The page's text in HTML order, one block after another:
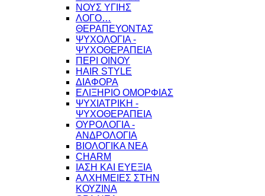
ΝΟΥΣ ΥΓΙΗΣ
ΛΟΓΟ…
ΘΕΡΑΠΕΥΟΝΤΑΣ
ΨΥΧΟΛΟΓΙΑ -
ΨΥΧΟΘΕΡΑΠΕΙΑ
ΠΕΡΙ ΟΙΝΟΥ
HAIR STYLE
ΔΙΑΦΟΡΑ
ΕΛΙΞΗΡΙΟ ΟΜΟΡΦΙΑΣ
ΨΥΧΙΑΤΡΙΚΗ -
ΨΥΧΟΘΕΡΑΠΕΙΑ
ΟΥΡΟΛΟΓΙΑ -
ΑΝΔΡΟΛΟΓΙΑ
ΒΙΟΛΟΓΙΚΑ ΝΕΑ
CHARM
ΙΑΣΗ ΚΑΙ ΕΥΕΞΙΑ
ΑΛΧΗΜΕΙΕΣ ΣΤΗΝ
ΚΟΥΖΙΝΑ